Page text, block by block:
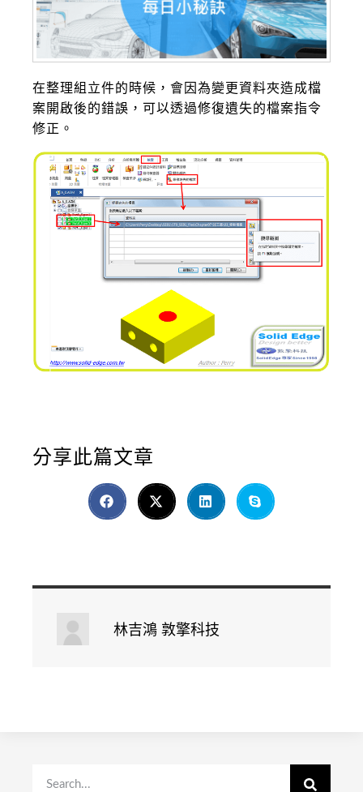
在整理組立件的時候，會因為變更資料夾造成檔
案開啟後的錯誤，可以透過修復遺失的檔案指令
修正。
分享此篇文章
林吉鴻 敦擎科技